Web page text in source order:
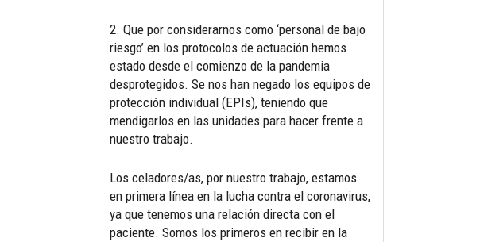
2. Que por considerarnos como ‘personal de bajo
riesgo’ en los protocolos de actuación hemos
estado desde el comienzo de la pandemia
desprotegidos. Se nos han negado los equipos de
protección individual (EPIs), teniendo que
mendigarlos en las unidades para hacer frente a
nuestro trabajo.
Los celadores/as, por nuestro trabajo, estamos
en primera línea en la lucha contra el coronavirus,
ya que tenemos una relación directa con el
paciente. Somos los primeros en recibir en la